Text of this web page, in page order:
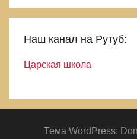
Наш канал на Рутуб:
Царская школа
Тема WordPress: